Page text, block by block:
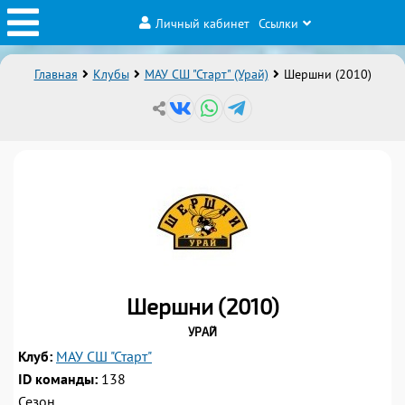
Личный кабинет Ссылки
Главная Клубы МАУ СШ "Старт" (Урай) Шершни (2010)
Шершни (2010)
Урай
Клуб: МАУ СШ "Старт"
ID команды: 138
Сезон
2 3
9 10